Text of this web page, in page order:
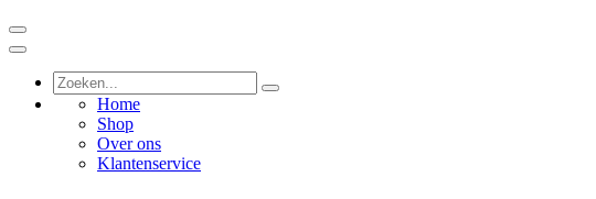
Home
Shop
Over ons
Klantenservice